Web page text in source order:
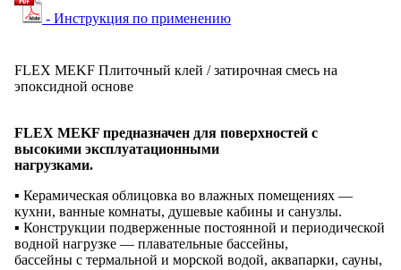
- Инструкция по применению
FLEX MEKF Плиточный клей / затирочная смесь на
эпоксидной основе
FLEX MEKF предназначен для поверхностей с
высокими эксплуатационными
нагрузками.
▪ Керамическая облицовка во влажных помещениях —
кухни, ванные комнаты, душевые кабины и санузлы.
▪ Конструкции подверженные постоянной и периодической
водной нагрузке — плавательные бассейны,
бассейны с термальной и морской водой, аквапарки, сауны,